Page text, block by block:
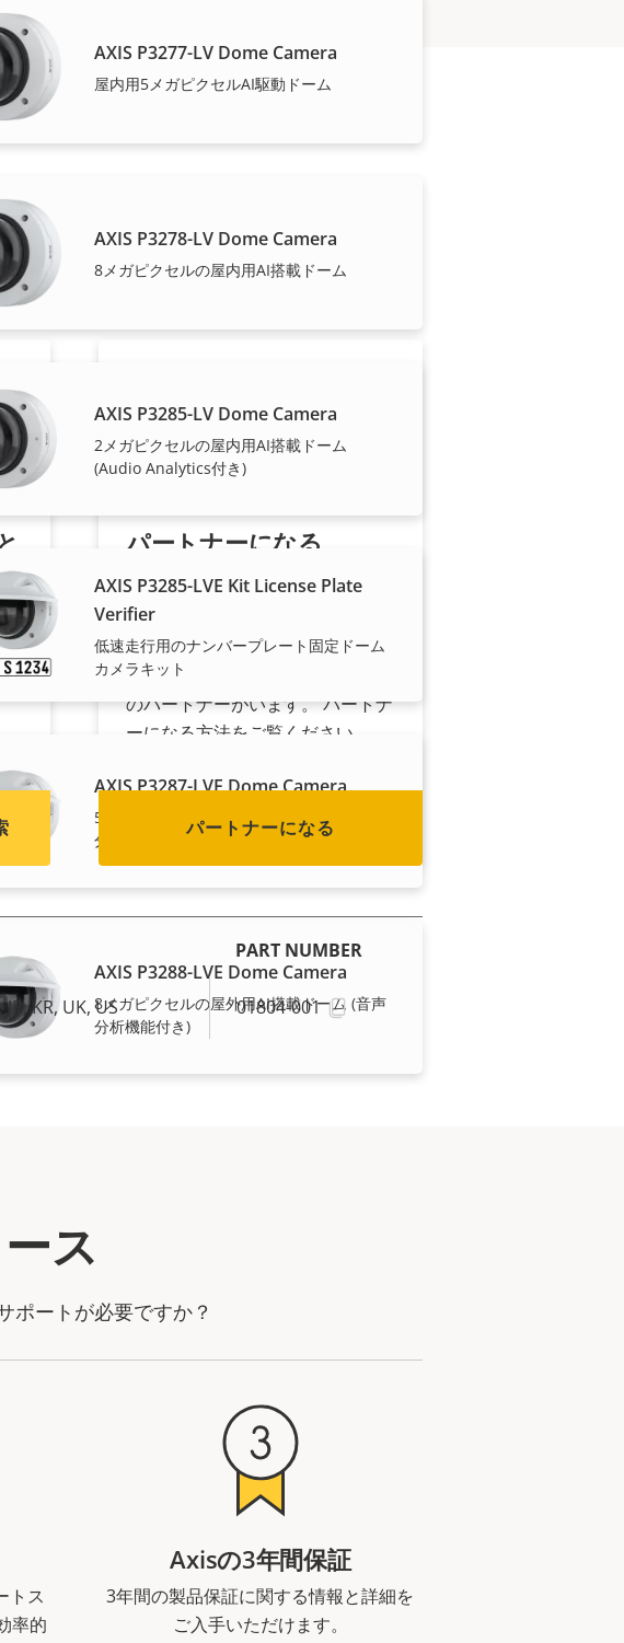
AXIS P3277-LV Dome Camera
屋内用5メガピクセルAI駆動ドーム
AXIS P3278-LV Dome Camera
8メガピクセルの屋内用AI搭載ドーム
AXIS P3285-LV Dome Camera
2メガピクセルの屋内用AI搭載ドーム
(Audio Analytics付き)
AXIS P3285-LVE Kit License Plate
Verifier
低速走行用のナンバープレート固定ドーム
カメラキット
AXIS P3287-LVE Dome Camera
5メガピクセルの屋外用AI搭載ドーム (音声
分析機能付き)
AXIS P3288-LVE Dome Camera
8メガピクセルの屋外用AI搭載ドーム (音声
分析機能付き)
売し、高い専門性のもとに設置を
パートナーになる
御社は、販売代理店、ディストリ
ビューター、システムインテグレ
ーター、設置業者のうちどれです
か? 世界のほぼすべての国にAxis
のパートナーがいます。 パートナ
ーになる方法をご覧ください。
パートナーになる
PART NUMBER
KR, UK, US 01804-001
ス
ポートが必要ですか？
トス
率的
Axisの3年間保証
3年間の製品保証に関する情報と詳細を
ご入手いただけます。